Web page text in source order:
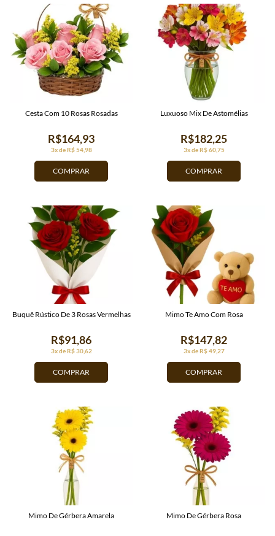
COMPRAR
3x de R$ 54,98
R$164,93
Cesta Com 10 Rosas Rosadas
COMPRAR
3x de R$ 60,75
R$182,25
Luxuoso Mix De Astomélias
COMPRAR
3x de R$ 30,62
R$91,86
Buquê Rústico De 3 Rosas Vermelhas
COMPRAR
3x de R$ 49,27
R$147,82
Mimo Te Amo Com Rosa
Mimo De Gérbera Amarela Mimo De Gérbera Rosa